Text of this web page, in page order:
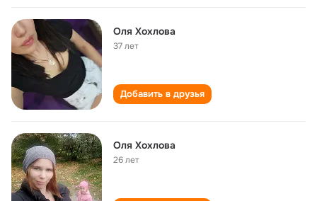
Оля Хохлова
37 лет
Добавить в друзья
Оля Хохлова
26 лет